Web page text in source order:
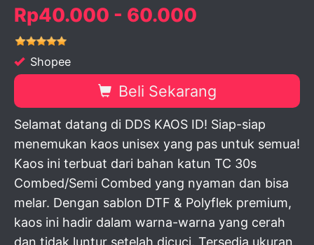
Rp40.000 - 60.000
Shopee
Beli Sekarang
Selamat datang di DDS KAOS ID! Siap-siap
menemukan kaos unisex yang pas untuk semua!
Kaos ini terbuat dari bahan katun TC 30s
Combed/Semi Combed yang nyaman dan bisa
melar. Dengan sablon DTF & Polyflek premium,
kaos ini hadir dalam warna-warna yang cerah
dan tidak luntur setelah dicuci. Tersedia ukuran